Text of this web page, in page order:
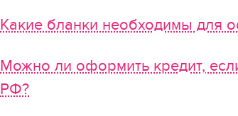
Какие бланки необходимы для
Можно ли оформить кредит,
РФ?